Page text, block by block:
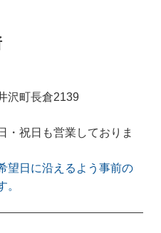
沢町長倉2139
祝日も営業しておりま
望日に沿えるよう事前の
。